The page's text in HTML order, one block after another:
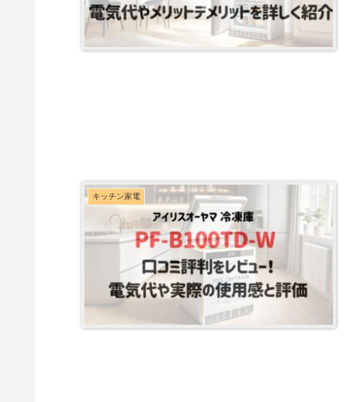
キッチン家電